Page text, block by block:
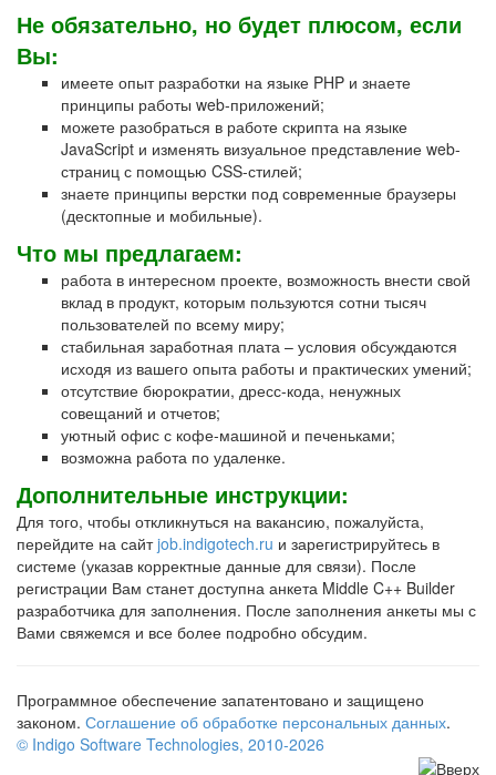
Не обязательно, но будет плюсом, если
Вы:
имеете опыт разработки на языке PHP и знаете
принципы работы web-приложений;
можете разобраться в работе скрипта на языке
JavaScript и изменять визуальное представление web-
страниц с помощью CSS-стилей;
знаете принципы верстки под современные браузеры
(десктопные и мобильные).
Что мы предлагаем:
работа в интересном проекте, возможность внести свой
вклад в продукт, которым пользуются сотни тысяч
пользователей по всему миру;
стабильная заработная плата – условия обсуждаются
исходя из вашего опыта работы и практических умений;
отсутствие бюрократии, дресс-кода, ненужных
совещаний и отчетов;
уютный офис с кофе-машиной и печеньками;
возможна работа по удаленке.
Дополнительные инструкции:
Для того, чтобы откликнуться на вакансию, пожалуйста,
перейдите на сайтjob.indigotech.ru и зарегистрируйтесь в
системе (указав корректные данные для связи). После
регистрации Вам станет доступна анкета Middle C++ Builder
разработчика для заполнения. После заполнения анкеты мы с
Вами свяжемся и все более подробно обсудим.
Программное обеспечение запатентовано и защищено
законом. Соглашение об обработке персональных данных.
© Indigo Software Technologies, 2010-2026